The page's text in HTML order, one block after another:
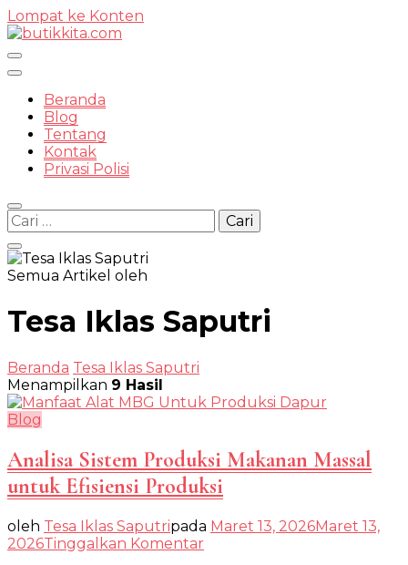
Lompat ke Konten
Beranda
Blog
Tentang
Kontak
Privasi Polisi
Cari
untuk:
Semua Artikel oleh
Tesa Iklas Saputri
Beranda Tesa Iklas Saputri
Menampilkan 9 Hasil
Blog
Analisa Sistem Produksi Makanan Massal
untuk Efisiensi Produksi
oleh Tesa Iklas Saputripada Maret 13, 2026Maret 13,
2026Tinggalkan Komentar